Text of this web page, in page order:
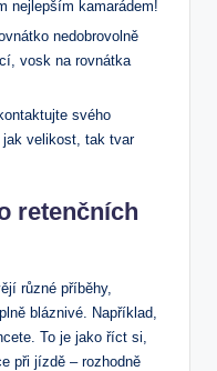
nejlepším kamarádem!
nedobrovolně
vosk na rovnátka
svého
jak velikost, tak tvar
retenčních
různé příběhy,
bláznivé. Například,
To je jako říct si,
při jízdě – rozhodně